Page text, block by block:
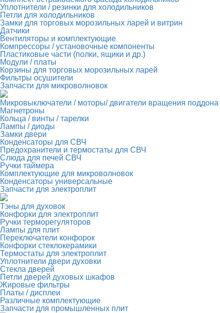
Уплотнители / резинки для холодильников
Петли для холодильников
Замки для торговых морозильных ларей и витрин
Датчики
Вентиляторы и комплектующие
Компрессоры / установочные компоненты
Пластиковые части (полки, ящики и др.)
Модули / платы
Корзины для торговых морозильных ларей
Фильтры осушители
Запчасти для микроволновок
Микровыключатели / моторы/ двигатели вращения поддона
Магнетроны
Кольца / винты / тарелки
Лампы / диоды
Замки двери
Конденсаторы для СВЧ
Предохранители и термостаты для СВЧ
Слюда для печей СВЧ
Ручки таймера
Комплектующие для микроволновок
Конденсаторы универсальные
Запчасти для электроплит
Тэны для духовок
Конфорки для электроплит
Ручки терморегуляторов
Лампы для плит
Переключатели конфорок
Конфорки стеклокерамики
Термостаты для электроплит
Уплотнители двери духовки
Стекла дверей
Петли дверей духовых шкафов
Жировые фильтры
Платы / дисплеи
Различные комплектующие
Запчасти для промышленных плит